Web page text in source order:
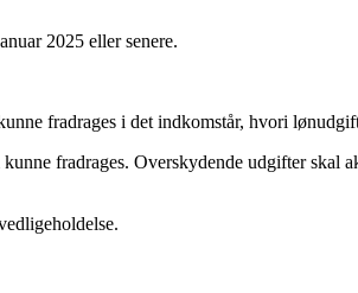
2025 eller senere.
fradrages i det indkomstår, hvori
fradrages. Overskydende udgifter skal